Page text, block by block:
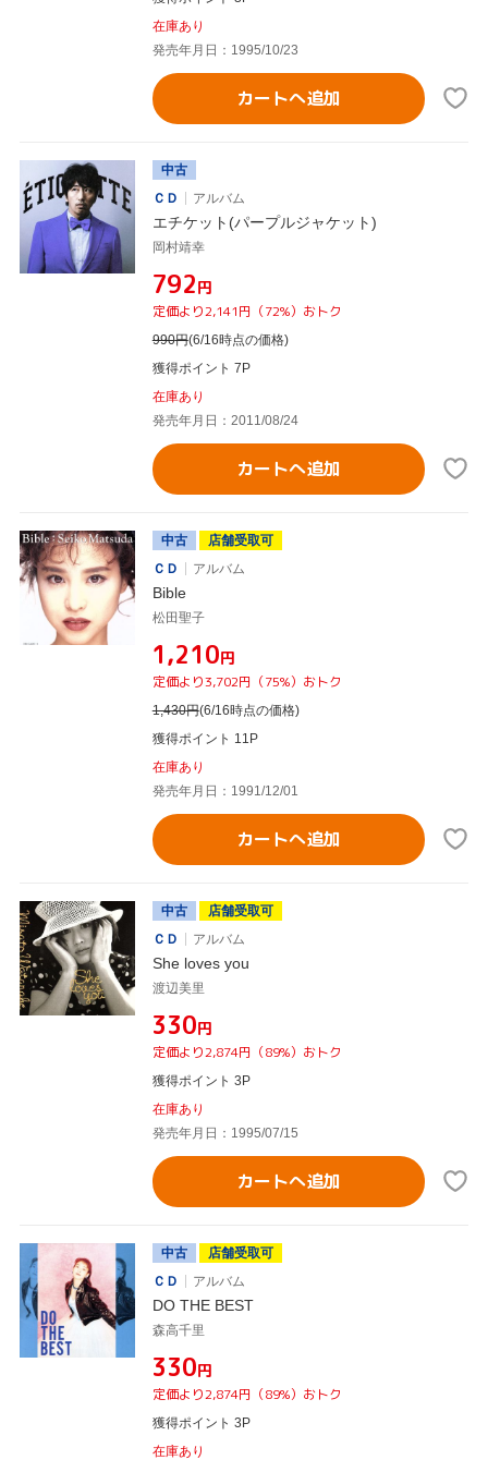
在庫あり
発売年月日：1995/10/23
カートへ追加
中古
ＣＤ
アルバム
エチケット(パープルジャケット)
岡村靖幸
¥792円
定価より2,141円（72%）おトク
990円(6/16時点の価格)
獲得ポイント 7P
在庫あり
発売年月日：2011/08/24
カートへ追加
中古
店舗受取可
ＣＤ
アルバム
Bible
松田聖子
¥1,210円
定価より3,702円（75%）おトク
1,430円(6/16時点の価格)
獲得ポイント 11P
在庫あり
発売年月日：1991/12/01
カートへ追加
中古
店舗受取可
ＣＤ
アルバム
She loves you
渡辺美里
¥330円
定価より2,874円（89%）おトク
獲得ポイント 3P
在庫あり
発売年月日：1995/07/15
カートへ追加
中古
店舗受取可
ＣＤ
アルバム
DO THE BEST
森高千里
¥330円
定価より2,874円（89%）おトク
獲得ポイント 3P
在庫あり